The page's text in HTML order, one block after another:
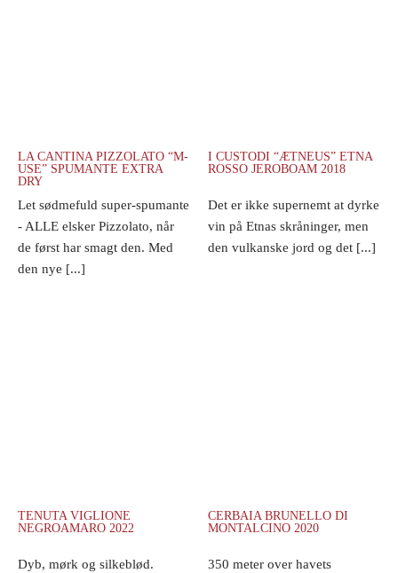
LA CANTINA PIZZOLATO “M-
USE” SPUMANTE EXTRA
DRY
Let sødmefuld super-spumante
- ALLE elsker Pizzolato, når
de først har smagt den. Med
den nye [...]
I CUSTODI “ÆTNEUS” ETNA
ROSSO JEROBOAM 2018
Det er ikke supernemt at dyrke
vin på Etnas skråninger, men
den vulkanske jord og det [...]
TENUTA VIGLIONE
NEGROAMARO 2022
Dyb, mørk og silkeblød.
CERBAIA BRUNELLO DI
MONTALCINO 2020
350 meter over havets